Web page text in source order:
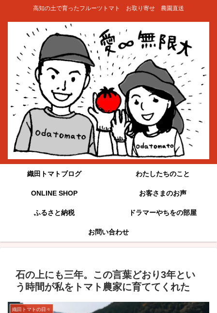
高知の土で育ったフルーツトマト お取り寄せ 農園直送
織田トマトブログ わたしたちのこと
ONLINE SHOP お客さまのお声
ふるさと納税 ドラマーやちをの部屋
お問い合わせ
石の上にも三年。この言葉どおり3年とい
う時間が私をトマト農家に育ててくれた
織田トマトの日々